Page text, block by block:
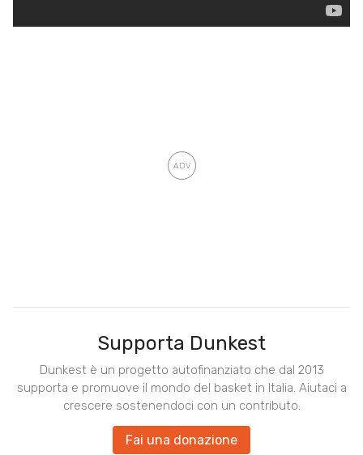
Supporta Dunkest
Dunkest è un progetto autofinanziato che dal 2013
supporta e promuove il mondo del basket in Italia. Aiutaci a
crescere sostenendoci con un contributo.
Fai una donazione